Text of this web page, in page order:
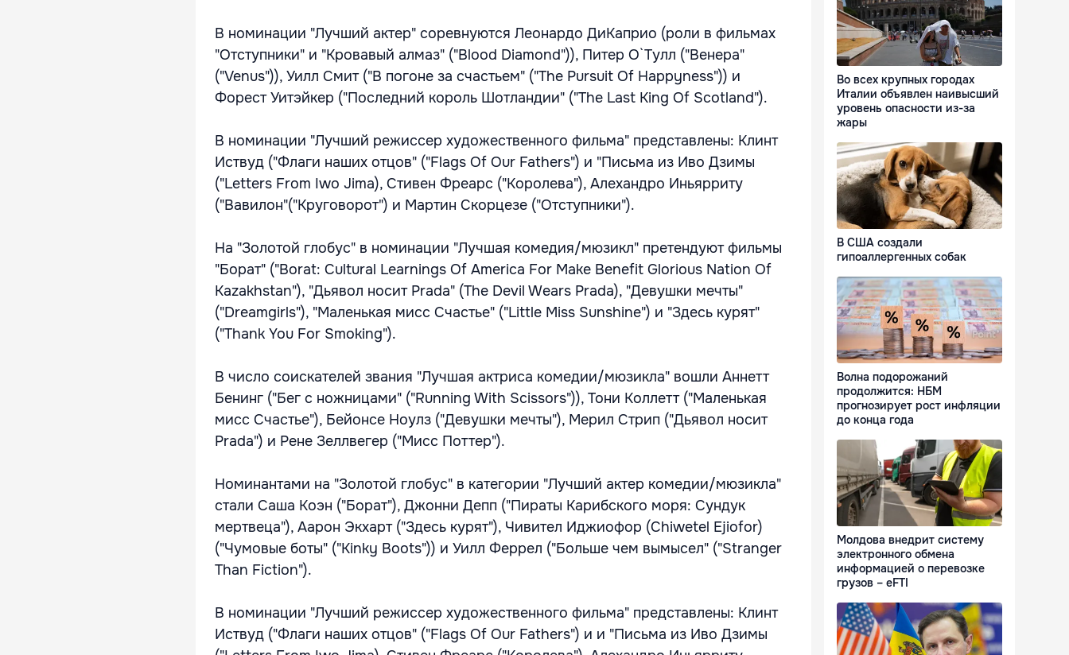
В номинации "Лучший актер" соревнуются Леонардо ДиКаприо (роли в фильмах
"Отступники" и "Кровавый алмаз" ("Blood Diamond")), Питер О`Тулл ("Венера"
("Venus")), Уилл Смит ("В погоне за счастьем" ("The Pursuit Of Happyness")) и
Форест Уитэйкер ("Последний король Шотландии" ("The Last King Of Scotland").
В номинации "Лучший режиссер художественного фильма" представлены: Клинт
Иствуд ("Флаги наших отцов" ("Flags Of Our Fathers") и "Письма из Иво Дзимы
("Letters From Iwo Jima), Стивен Фреарс ("Королева"), Алехандро Иньярриту
("Вавилон"("Круговорот") и Мартин Скорцезе ("Отступники").
На "Золотой глобус" в номинации "Лучшая комедия/мюзикл" претендуют фильмы
"Борат" ("Borat: Cultural Learnings Of America For Make Benefit Glorious Nation Of
Kazakhstan"), "Дьявол носит Prada" (The Devil Wears Prada), "Девушки мечты"
("Dreamgirls"), "Маленькая мисс Счастье" ("Little Miss Sunshine") и "Здесь курят"
("Thank You For Smoking").
В число соискателей звания "Лучшая актриса комедии/мюзикла" вошли Аннетт
Бенинг ("Бег с ножницами" ("Running With Scissors")), Тони Коллетт ("Маленькая
мисс Счастье"), Бейонсе Ноулз ("Девушки мечты"), Мерил Стрип ("Дьявол носит
Prada") и Рене Зеллвегер ("Мисс Поттер").
Номинантами на "Золотой глобус" в категории "Лучший актер комедии/мюзикла"
стали Саша Коэн ("Борат"), Джонни Депп ("Пираты Карибского моря: Сундук
мертвеца"), Аарон Экхарт ("Здесь курят"), Чивител Иджиофор (Chiwetel Ejiofor)
("Чумовые боты" ("Kinky Boots")) и Уилл Феррел ("Больше чем вымысел" ("Stranger
Than Fiction").
В номинации "Лучший режиссер художественного фильма" представлены: Клинт
Иствуд ("Флаги наших отцов" ("Flags Of Our Fathers") и и "Письма из Иво Дзимы
Во всех крупных городах
Италии объявлен наивысший
уровень опасности из-за
жары
В США создали
гипоаллергенных собак
Волна подорожаний
продолжится: НБМ
прогнозирует рост инфляции
до конца года
Молдова внедрит систему
электронного обмена
информацией о перевозке
грузов – eFTI